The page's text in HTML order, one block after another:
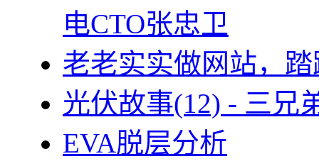
电CTO张忠卫
老老实实做网站，
光伏故事(12) - 三兄
EVA脱层分析